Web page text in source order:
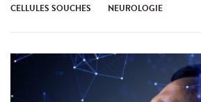
CELLULES SOUCHES NEUROLOGIE